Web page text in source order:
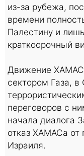
из-за рубежа,
времени
Палестину и
краткосрочный
Движение
сектором Газа,
переговоров с
начала диалога
отказ ХАМАСа от
Израиля.